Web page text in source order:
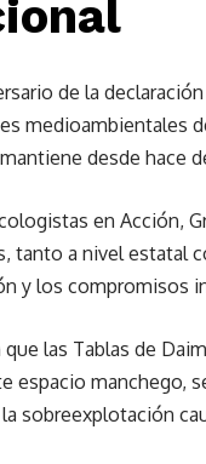
de la
medioambientales
desde hace
en Acción,
tanto a nivel estatal
y los compromisos
las Tablas de
espacio manchego,
sobreexplotación